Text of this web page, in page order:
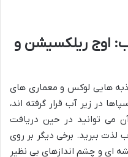
اوج ریلکسیشن و
هایی لوکس و معماری های
در زیر آب قرار گرفته اند،
می توانید در حین دریافت
لذت ببرید. برخی دیگر بر روی
ای و چشم اندازهای بی نظیر